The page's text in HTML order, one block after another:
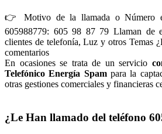
👉 Motivo de la llamada o Número
605988779: 605 98 87 79 Llaman de
clientes de telefonía, Luz y otros Temas
comentarios
En ocasiones se trata de un servicio
Telefónico Energía Spam para la
otras gestiones comerciales y financieras
¿Le Han llamado del teléfono